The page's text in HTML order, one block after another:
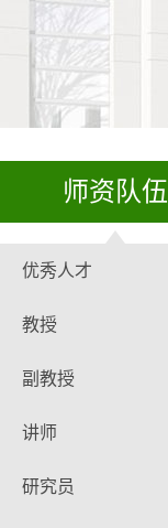
师资队伍
优秀人才
教授
副教授
讲师
研究员